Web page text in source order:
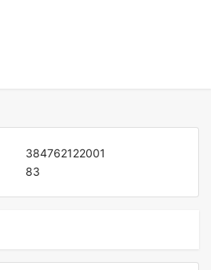
384762122001
83